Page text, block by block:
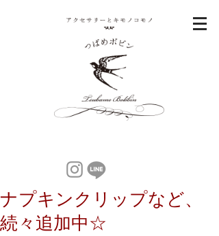
ナプキンクリップなど、
続々追加中☆